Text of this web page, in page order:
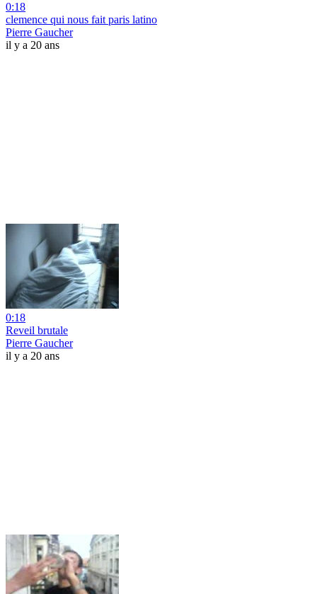
0:18
clemence qui nous fait paris latino
Pierre Gaucher
il y a 20 ans
0:18
Reveil brutale
Pierre Gaucher
il y a 20 ans